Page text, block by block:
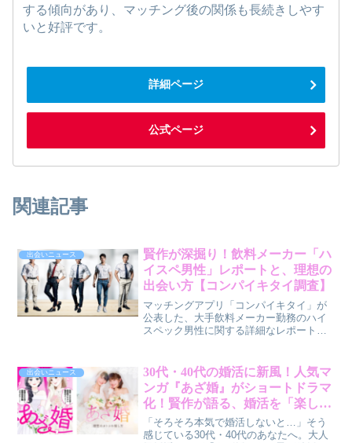
する傾向があり、マッチング後の関係も長続きしやす
いと好評です。
詳細ページ
公式ページ
関連記事
出会いニュース
賢作が深掘り！飲料メーカー「ハ
イスペ男性」レポートと、理想の
出会い方【コンパイキタイ調査】
マッチングアプリ「コンパイキタイ」が
公表した、大手飲料メーカー勤務のハイ
スペック男性に関する詳細なレポート
いのヒントを探ります。
出会いニュース
30代・40代の婚活に新風！人気マ
ンガ『あざ婚』がショートドラマ
化！賢作が語る、婚活を「楽しめ
る」ヒント
「そろそろ本気で婚活しないと…」そう
感じている30代・40代のあなたへ。大人